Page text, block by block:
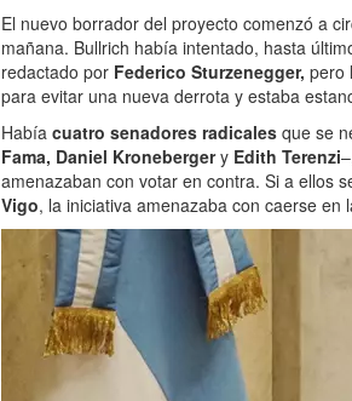
El nuevo borrador del proyecto comenzó a
mañana. Bullrich había intentado, hasta
redactado por Federico Sturzenegger, pero
para evitar una nueva derrota y estaba
Había cuatro senadores radicales que se
Fama, Daniel Kronebergery Edith Terenzi
amenazaban con votar en contra. Si a ellos
Vigo, la iniciativa amenazaba con caerse en